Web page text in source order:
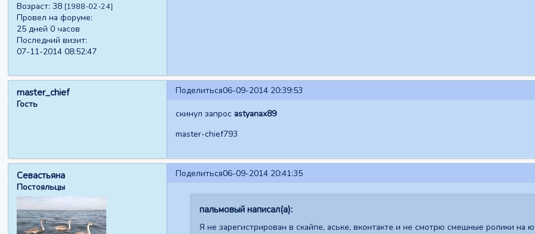
Возраст: 38 [1988-02-24]
Провел на форуме:
25 дней 0 часов
Последний визит:
07-11-2014 08:52:47
Поделиться06-09-2014 20:39:53
master_chief
Гость
скинул запрос astyanax89
master-chief793
Поделиться06-09-2014 20:41:35
Севастьяна
Постояльцы
пальмовый написал(а):
Я не зарегистрирован в скайпе, аське, вконтакте и не смотрю смешные ролики на